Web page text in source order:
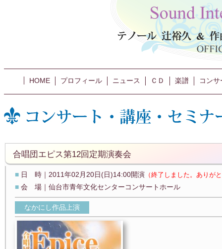
HOME プロフィール ニュース ＣＤ 楽譜 コン
合唱団エピス第12回定期演奏会
■ 日 時｜2011年02月20日(日)14:00開演 （終了しました。ありが
■ 会 場｜仙台市青年文化センターコンサートホール
なかにし作品上演